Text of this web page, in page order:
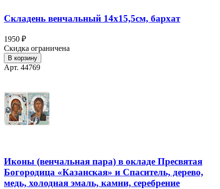
Складень венчальный 14х15,5см, бархат
1950 ₽
Скидка ограничена
В корзину
Арт. 44769
Иконы (венчальная пара) в окладе Пресвятая
Богородица «Казанская» и Спаситель, дерево,
медь, холодная эмаль, камни, серебрение